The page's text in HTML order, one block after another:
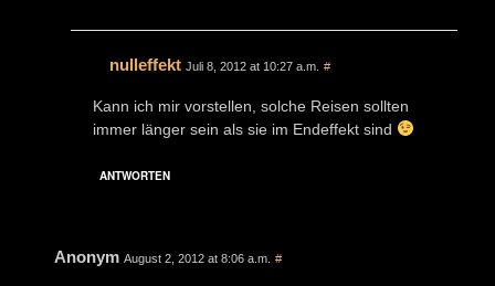
nulleffekt Juli 8, 2012 at 10:27 a.m. #
Kann ich mir vorstellen, solche Reisen sollten
immer länger sein als sie im Endeffekt sind
ANTWORTEN
Anonym August 2, 2012 at 8:06 a.m. #